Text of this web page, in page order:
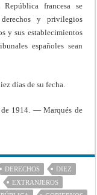
francesa se
y privilegios
y sus establecimientos
españoles sean
días de su fecha.
1914. — Marqués de
DERECHOS
DIEZ
EXTRANJEROS